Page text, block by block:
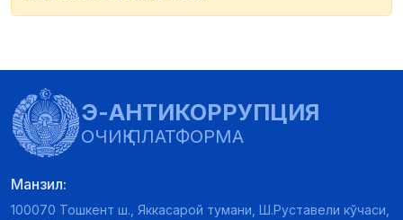
Э-АНТИКОРРУПЦИЯ
ОЧИҚ ПЛАТФОРМА
Манзил:
100070 Тошкент ш., Яккасарой тумани, Ш.Руставели кўчаси,